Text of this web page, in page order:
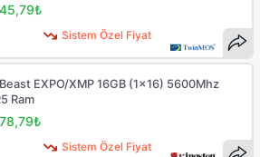
Sistem Özel Fiyat
Sistem Özel Fiyat
EXPO/XMP 16GB (1x16) 5600Mhz
Ram